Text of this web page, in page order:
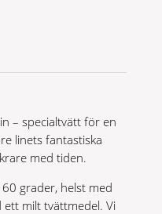
– specialtvätt för en
linets fantastiska
med tiden.
grader, helst med
milt tvättmedel. Vi